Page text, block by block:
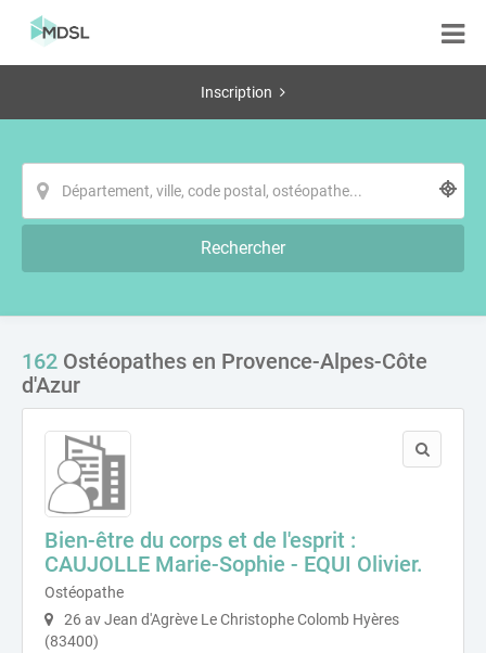
Inscription
Rechercher
162 Ostéopathes en Provence-Alpes-Côte
d'Azur
Bien-être du corps et de l'esprit :
CAUJOLLE Marie-Sophie - EQUI Olivier.
Ostéopathe
26 av Jean d'Agrève Le Christophe Colomb Hyères
(83400)